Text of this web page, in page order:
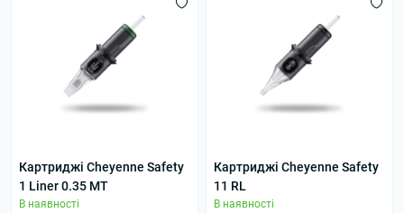
Картриджі Cheyenne Safety
1 Liner 0.35 MT
В наявності
Картриджі Cheyenne Safety
11 RL
В наявності